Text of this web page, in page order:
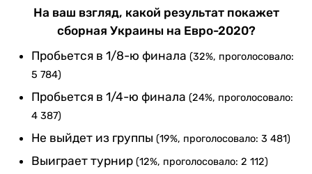
На ваш взгляд, какой результат покажет
сборная Украины на Евро-2020?
Пробьется в 1/8-ю финала (32%, проголосовало:
5 784)
Пробьется в 1/4-ю финала (24%, проголосовало:
4 387)
Не выйдет из группы (19%, проголосовало: 3 481)
Выиграет турнир (12%, проголосовало: 2 112)